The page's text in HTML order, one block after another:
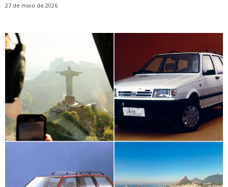
27 de maio de 2026